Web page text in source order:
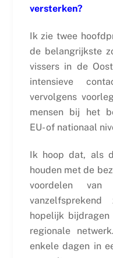
versterken?
Ik zie twee
de belangrijkste
vissers in de
intensieve
vervolgens
mensen bij het
EU- of nationaal
Ik hoop dat, als
houden met de
voordelen van
hopelijk
regionale
enkele dagen in